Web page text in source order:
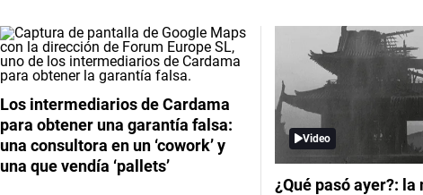
Los intermediarios de Cardama
para obtener una garantía falsa:
una consultora en un ‘cowork’ y
una que vendía ‘pallets’
Video
¿Qué pasó ayer?: